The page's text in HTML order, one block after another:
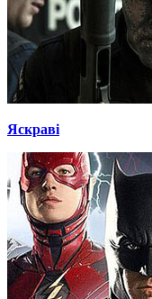
Яскраві